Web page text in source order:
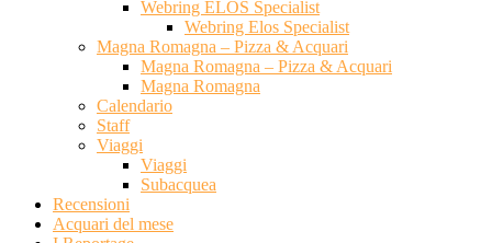
Webring ELOS Specialist
Webring Elos Specialist
Magna Romagna – Pizza & Acquari
Magna Romagna – Pizza & Acquari
Magna Romagna
Calendario
Staff
Viaggi
Viaggi
Subacquea
Recensioni
Acquari del mese